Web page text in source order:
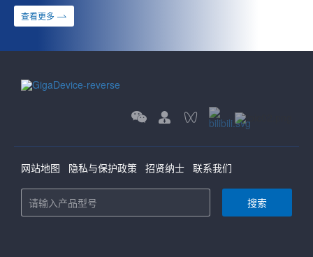
查看更多
网站地图 隐私与保护政策 招贤纳士 联系我们
搜索